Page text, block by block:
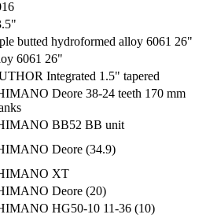
butted hydroformed alloy 6061 26"
6061 26"
Integrated 1.5" tapered
Deore 38-24 teeth 170 mm
BB52 BB unit
Deore (34.9)
XT
Deore (20)
HG50-10 11-36 (10)